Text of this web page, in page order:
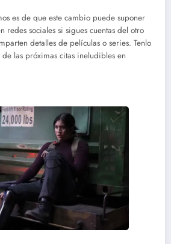
es de que este cambio puede suponer
redes sociales si sigues cuentas del otro
detalles de películas o series. Tenlo
de las próximas citas ineludibles en